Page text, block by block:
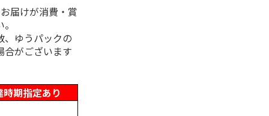
届けが消費・賞
ゆうパックの
合がございます
時期指定あり